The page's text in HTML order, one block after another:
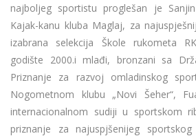
najboljeg sportistu proglešan je
Kajak-kanu kluba Maglaj, za
izabrana selekcija Škole rukometa
godište 2000.i mlađi, bronzani sa
Priznanje za razvoj omladinskog
Nogometnom klubu „Novi Šeher“,
internacionalnom sudiji u sportskom
priznanje za najuspjšenijeg